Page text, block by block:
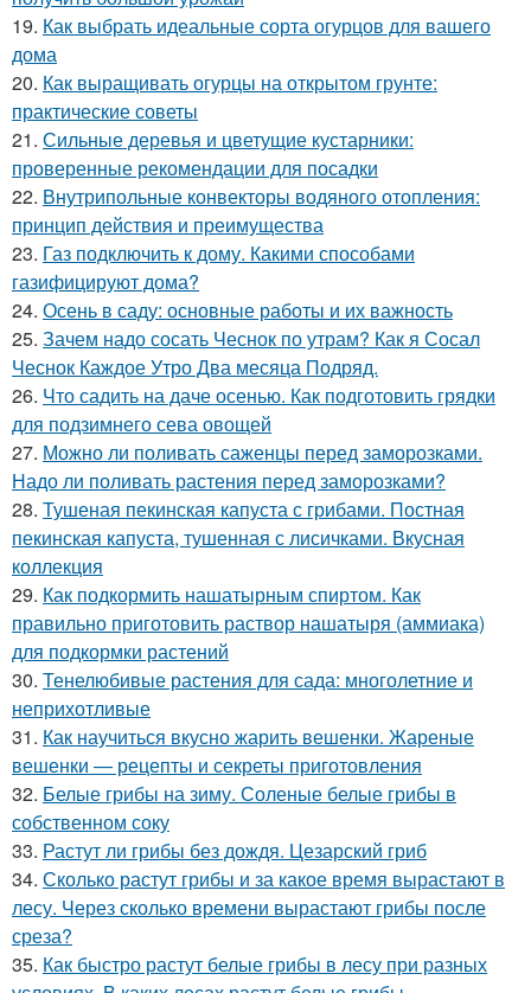
19. Как выбрать идеальные сорта огурцов для вашего
дома
20. Как выращивать огурцы на открытом грунте:
практические советы
21. Сильные деревья и цветущие кустарники:
проверенные рекомендации для посадки
22. Внутрипольные конвекторы водяного отопления:
принцип действия и преимущества
23. Газ подключить к дому. Какими способами
газифицируют дома?
24. Осень в саду: основные работы и их важность
25. Зачем надо сосать Чеснок по утрам? Как я Сосал
Чеснок Каждое Утро Два месяца Подряд.
26. Что садить на даче осенью. Как подготовить грядки
для подзимнего сева овощей
27. Можно ли поливать саженцы перед заморозками.
Надо ли поливать растения перед заморозками?
28. Тушеная пекинская капуста с грибами. Постная
пекинская капуста, тушенная с лисичками. Вкусная
коллекция
29. Как подкормить нашатырным спиртом. Как
правильно приготовить раствор нашатыря (аммиака)
для подкормки растений
30. Тенелюбивые растения для сада: многолетние и
неприхотливые
31. Как научиться вкусно жарить вешенки. Жареные
вешенки — рецепты и секреты приготовления
32. Белые грибы на зиму. Соленые белые грибы в
собственном соку
33. Растут ли грибы без дождя. Цезарский гриб
34. Сколько растут грибы и за какое время вырастают в
лесу. Через сколько времени вырастают грибы после
среза?
35. Как быстро растут белые грибы в лесу при разных